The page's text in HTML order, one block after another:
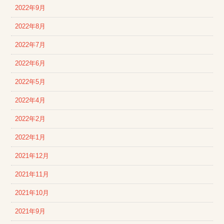
2022年9月
2022年8月
2022年7月
2022年6月
2022年5月
2022年4月
2022年2月
2022年1月
2021年12月
2021年11月
2021年10月
2021年9月